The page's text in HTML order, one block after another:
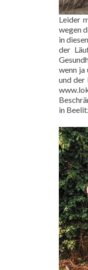
Leider
wegen
in
der
wenn
und der
in